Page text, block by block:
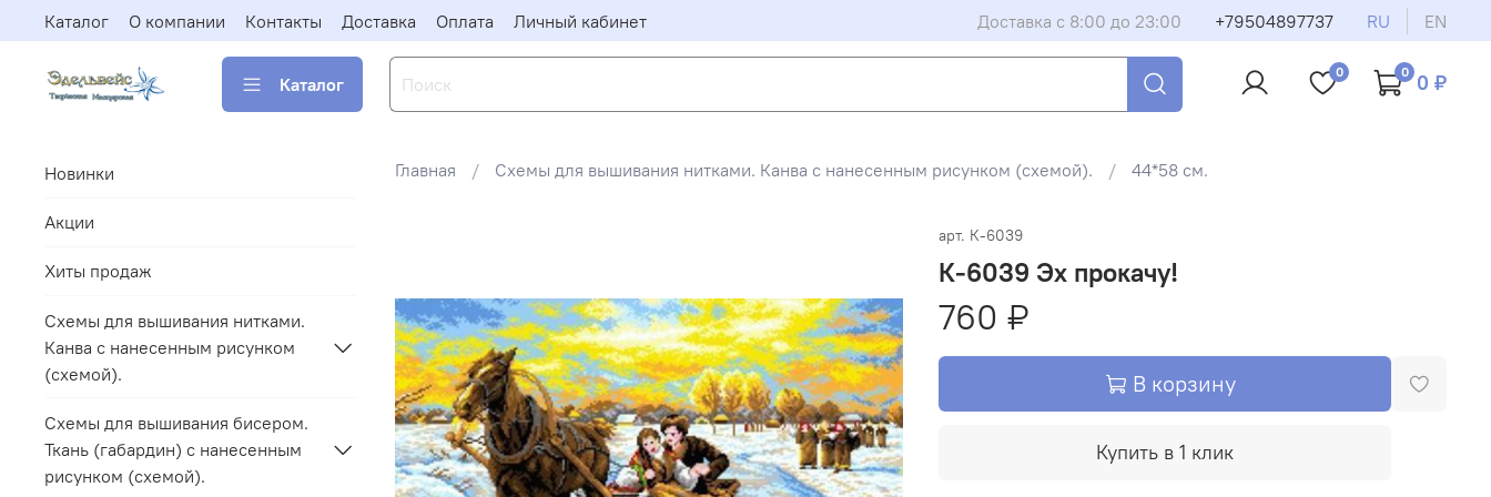
Каталог О компании Контакты Доставка Оплата Личный кабинет Доставка с 8:00 до 23:00 +79504897737 RU EN
Каталог
0 0 0 ₽
Главная Схемы для вышивания нитками. Канва с нанесенным рисунком (схемой). 44*58 см.
арт. К-6039
К-6039 Эх прокачу!
760 ₽
В корзину
Купить в 1 клик
Новинки
Акции
Хиты продаж
Схемы для вышивания нитками.
Канва с нанесенным рисунком
(схемой).
Схемы для вышивания бисером.
Ткань (габардин) с нанесенным
рисунком (схемой).